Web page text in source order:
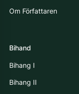
Om Författaren
Bihand
Bihang I
Bihang II